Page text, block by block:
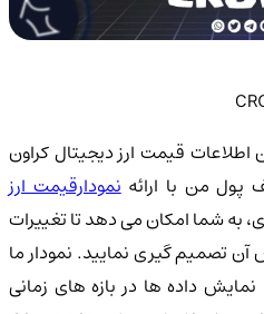
قیمت ارز دیجیتال کراون
نمودارقیمت ارز
به شما امکان می دهد تا تغییرات
آن تصمیم گیری نمایید. نمودار ما
داده ها در بازه های زمانی